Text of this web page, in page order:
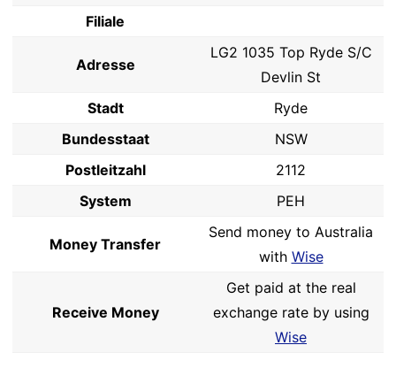
Filiale
Adresse
LG2 1035 Top Ryde S/C
Devlin St
Stadt
Ryde
Bundesstaat
NSW
Postleitzahl
2112
System
PEH
Money Transfer
Send money to Australia
with Wise
Receive Money
Get paid at the real
exchange rate by using
Wise